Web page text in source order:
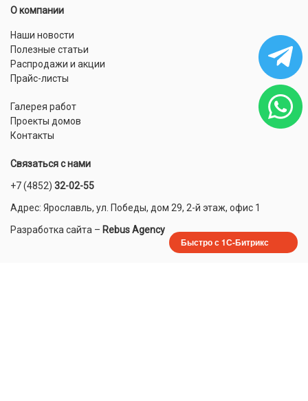
О компании
Наши новости
Полезные статьи
Распродажи и акции
Прайс-листы
Галерея работ
Проекты домов
Контакты
Связаться с нами
+7 (4852) 32-02-55
Адрес: Ярославль, ул. Победы, дом 29, 2-й этаж, офис 1
Разработка сайта – Rebus Agency
Быстро с 1С-Битрикс